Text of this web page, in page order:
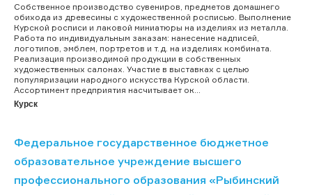
Собственное производство сувениров, предметов домашнего
обихода из древесины с художественной росписью. Выполнение
Курской росписи и лаковой миниатюры на изделиях из металла.
Работа по индивидуальным заказам: нанесение надписей,
логотипов, эмблем, портретов и т.д. на изделиях комбината.
Реализация производимой продукции в собственных
художественных салонах. Участие в выставках с целью
популяризации народного искусства Курской области.
Ассортимент предприятия насчитывает ок...
Курск
Федеральное государственное бюджетное
образовательное учреждение высшего
профессионального образования «Рыбинский